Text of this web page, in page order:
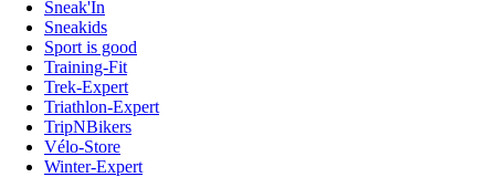
Sneak'In
Sneakids
Sport is good
Training-Fit
Trek-Expert
Triathlon-Expert
TripNBikers
Vélo-Store
Winter-Expert